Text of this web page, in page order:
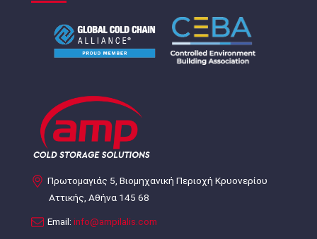
Πρωτομαγιάς 5, Βιομηχανική Περιοχή Κρυονερίου
Αττικής, Αθήνα 145 68
Email: info@ampilalis.com